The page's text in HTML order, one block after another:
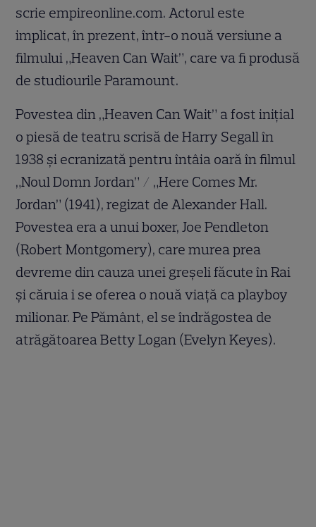
scrie empireonline.com. Actorul este
implicat, în prezent, într-o nouă versiune a
filmului „Heaven Can Wait”, care va fi produsă
de studiourile Paramount.
Povestea din „Heaven Can Wait” a fost inițial
o piesă de teatru scrisă de Harry Segall în
1938 și ecranizată pentru întâia oară în filmul
„Noul Domn Jordan” / „Here Comes Mr.
Jordan” (1941), regizat de Alexander Hall.
Povestea era a unui boxer, Joe Pendleton
(Robert Montgomery), care murea prea
devreme din cauza unei greșeli făcute în Rai
și căruia i se oferea o nouă viață ca playboy
milionar. Pe Pământ, el se îndrăgostea de
atrăgătoarea Betty Logan (Evelyn Keyes).